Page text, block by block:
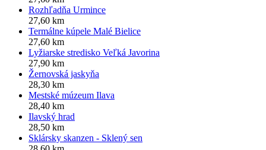
Rozhľadňa Urmince
27,60 km
Termálne kúpele Malé Bielice
27,60 km
Lyžiarske stredisko Veľká Javorina
27,90 km
Žernovská jaskyňa
28,30 km
Mestské múzeum Ilava
28,40 km
Ilavský hrad
28,50 km
Sklársky skanzen - Sklený sen